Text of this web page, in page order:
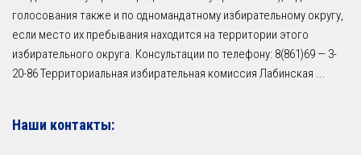
голосования также и по одномандатному избирательному округу,
если место их пребывания находится на территории этого
избирательного округа. Консультации по телефону: 8(861)69 — 3-
20-86 Территориальная избирательная комиссия Лабинская ...
Наши контакты: